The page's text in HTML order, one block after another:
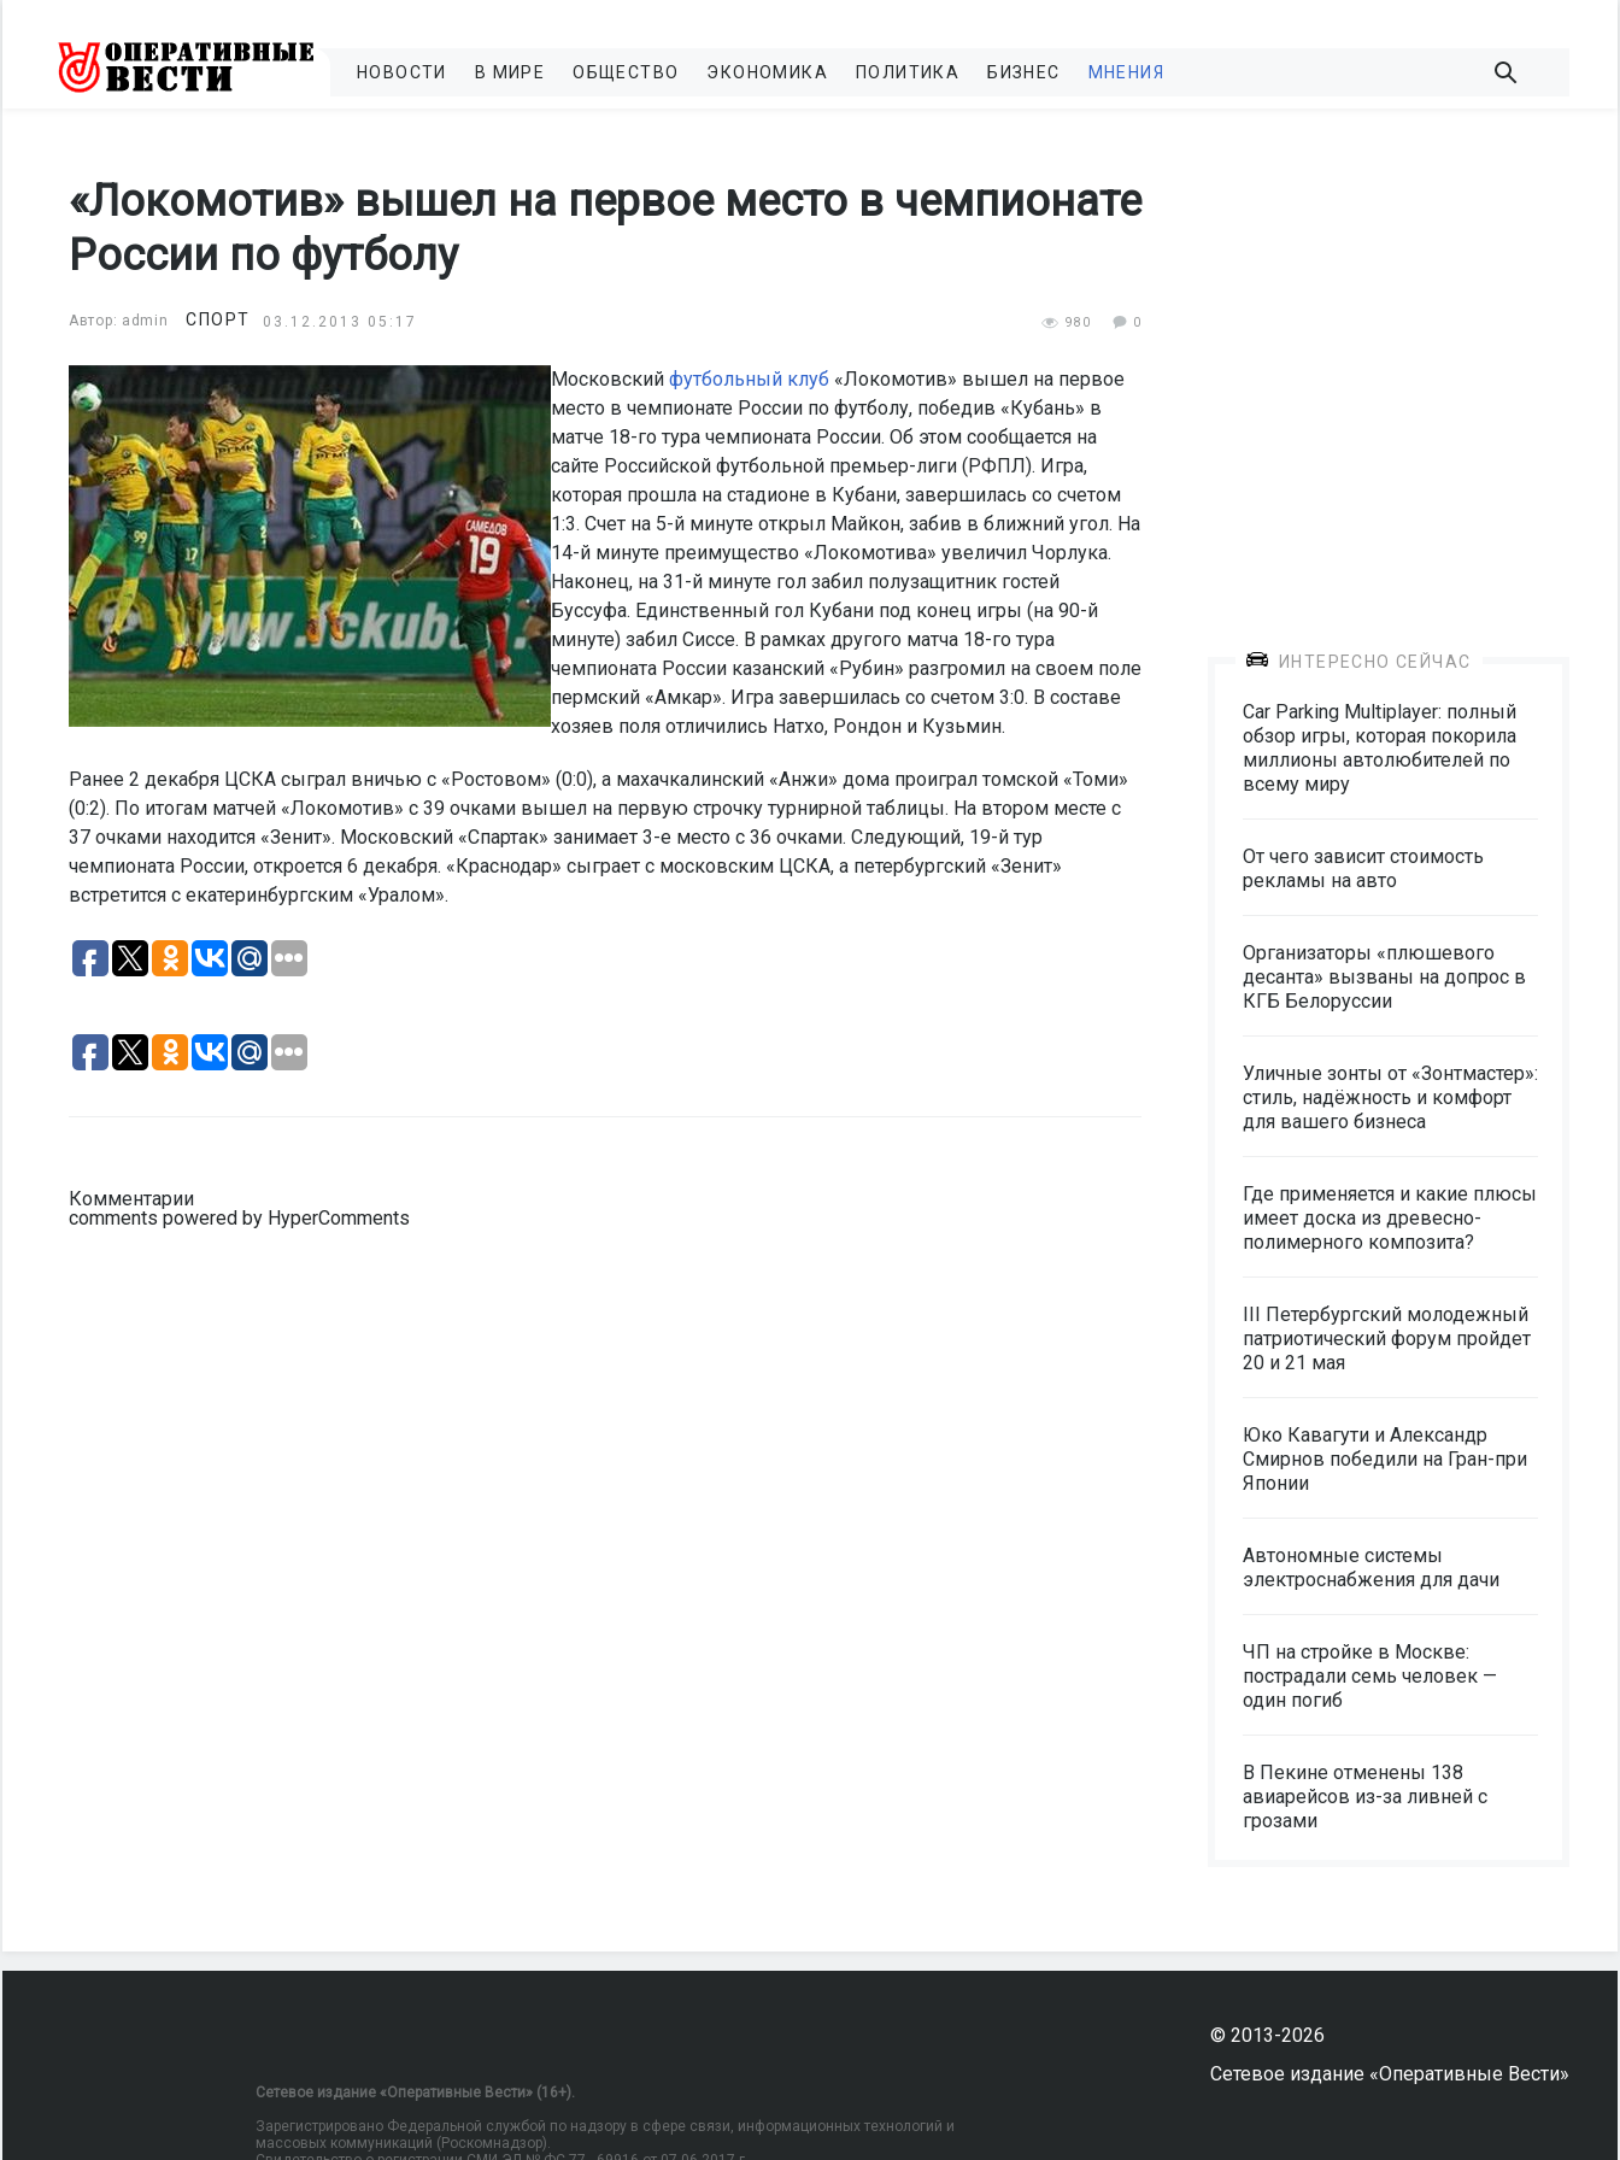
НОВОСТИ В МИРЕ ОБЩЕСТВО ЭКОНОМИКА ПОЛИТИКА БИЗНЕС МНЕНИЯ
«Локомотив» вышел на первое место в чемпионате
России по футболу
Автор: admin СПОРТ 03.12.2013 05:17 980 0
Московский футбольный клуб «Локомотив» вышел на первое
место в чемпионате России по футболу, победив «Кубань» в
матче 18-го тура чемпионата России. Об этом сообщается на
сайте Российской футбольной премьер-лиги (РФПЛ). Игра,
которая прошла на стадионе в Кубани, завершилась со счетом
1:3. Счет на 5-й минуте открыл Майкон, забив в ближний угол. На
14-й минуте преимущество «Локомотива» увеличил Чорлука.
Наконец, на 31-й минуте гол забил полузащитник гостей
Буссуфа. Единственный гол Кубани под конец игры (на 90-й
минуте) забил Сиссе. В рамках другого матча 18-го тура
чемпионата России казанский «Рубин» разгромил на своем поле
пермский «Амкар». Игра завершилась со счетом 3:0. В составе
хозяев поля отличились Натхо, Рондон и Кузьмин.
Ранее 2 декабря ЦСКА сыграл вничью с «Ростовом» (0:0), а махачкалинский «Анжи» дома проиграл томской «Томи»
(0:2). По итогам матчей «Локомотив» с 39 очками вышел на первую строчку турнирной таблицы. На втором месте с
37 очками находится «Зенит». Московский «Спартак» занимает 3-е место с 36 очками. Следующий, 19-й тур
чемпионата России, откроется 6 декабря. «Краснодар» сыграет с московским ЦСКА, а петербургский «Зенит»
встретится с екатеринбургским «Уралом».
Комментарии
comments powered by HyperComments
ИНТЕРЕСНО СЕЙЧАС
Car Parking Multiplayer: полный
обзор игры, которая покорила
миллионы автолюбителей по
всему миру
От чего зависит стоимость
рекламы на авто
Организаторы «плюшевого
десанта» вызваны на допрос в
КГБ Белоруссии
Уличные зонты от «Зонтмастер»:
стиль, надёжность и комфорт
для вашего бизнеса
Где применяется и какие плюсы
имеет доска из древесно-
полимерного композита?
III Петербургский молодежный
патриотический форум пройдет
20 и 21 мая
Юко Кавагути и Александр
Смирнов победили на Гран-при
Японии
Автономные системы
электроснабжения для дачи
ЧП на стройке в Москве:
пострадали семь человек —
один погиб
В Пекине отменены 138
авиарейсов из-за ливней с
грозами
Сетевое издание «Оперативные Вести» (16+).
Зарегистрировано Федеральной службой по надзору в сфере связи, информационных технологий и
массовых коммуникаций (Роскомнадзор).
© 2013-2026
Сетевое издание «Оперативные Вести»